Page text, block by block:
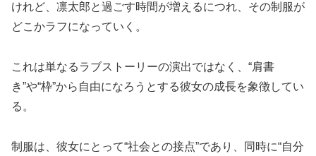
けれど、凛太郎と過ごす時間が増えるにつれ、その制服が
どこかラフになっていく。
これは単なるラブストーリーの演出ではなく、“肩書
き”や“枠”から自由になろうとする彼女の成長を象徴してい
る。
制服は、彼女にとって“社会との接点”であり、同時に“自分